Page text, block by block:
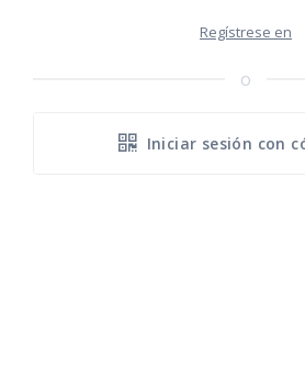
Regístrese en
o
Iniciar sesión con